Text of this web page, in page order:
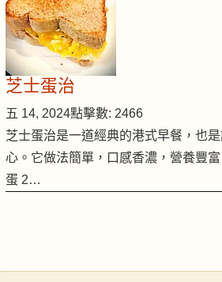
芝士蛋治
五 14, 2024點擊數: 2466
芝士蛋治是一道經典的港式早餐，也
心。它做法簡單，口感香濃，營養豐
蛋 2…